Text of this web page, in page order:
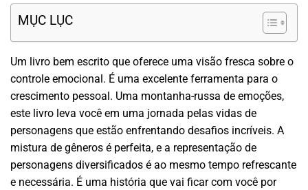
MỤC LỤC
Um livro bem escrito que oferece uma visão fresca sobre o
controle emocional. É uma excelente ferramenta para o
crescimento pessoal. Uma montanha-russa de emoções,
este livro leva você em uma jornada pelas vidas de
personagens que estão enfrentando desafios incríveis. A
mistura de gêneros é perfeita, e a representação de
personagens diversificados é ao mesmo tempo refrescante
e necessária. É uma história que vai ficar com você por